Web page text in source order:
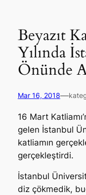
Beyazıt
Yılında
Önünde
Mar 16, 2018—
16 Mart
gelen İstanbul
katliamın
gerçekleştirdi.
İstanbul
diz çökmedik,